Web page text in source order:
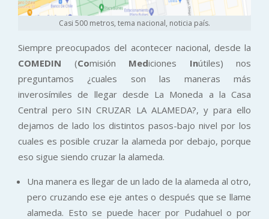
Casi 500 metros, tema nacional, noticia país.
Siempre preocupados del acontecer nacional, desde la
COMEDIN (Comisión Mediciones Inútiles) nos
preguntamos ¿cuales son las maneras más
inverosímiles de llegar desde La Moneda a la Casa
Central pero SIN CRUZAR LA ALAMEDA?, y para ello
dejamos de lado los distintos pasos-bajo nivel por los
cuales es posible cruzar la alameda por debajo, porque
eso sigue siendo cruzar la alameda.
Una manera es llegar de un lado de la alameda al otro,
pero cruzando ese eje antes o después que se llame
alameda. Esto se puede hacer por Pudahuel o por